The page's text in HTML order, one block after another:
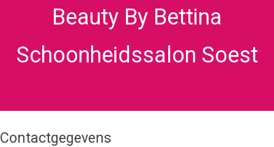
Beauty By Bettina
Schoonheidssalon Soest
Contactgegevens